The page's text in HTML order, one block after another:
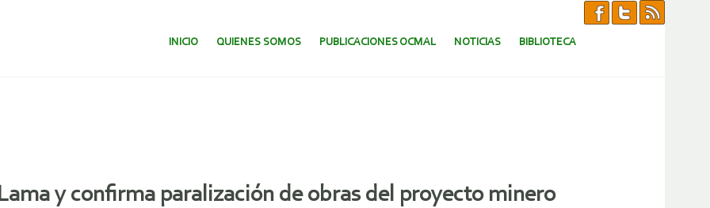
SALTAR AL CONTENIDO.
INICIO QUIENES SOMOS PUBLICACIONES OCMAL NOTICIAS BIBLIOTECA
y confirma paralización de obras del proyecto minero